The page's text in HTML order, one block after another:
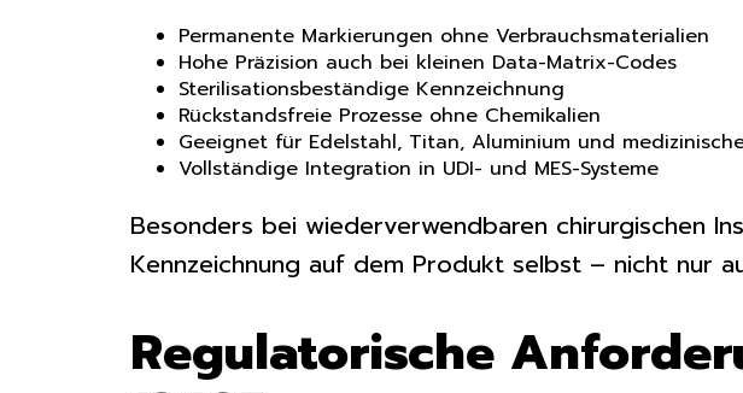
Permanente Markierungen ohne Verbrauchsmaterialien
Hohe Präzision auch bei kleinen Data-Matrix-Codes
Sterilisationsbeständige Kennzeichnung
Rückstandsfreie Prozesse ohne Chemikalien
Geeignet für Edelstahl, Titan, Aluminium und
Vollständige Integration in UDI- und MES-Systeme
Besonders bei wiederverwendbaren chirurgischen
Kennzeichnung auf dem Produkt selbst – nicht nur
Regulatorische